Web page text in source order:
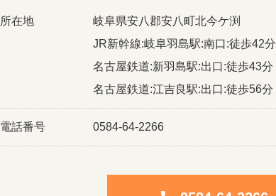
所在地
岐阜県安八郡安八町北今ケ渕
JR新幹線:岐阜羽島駅:南口:徒歩42分
名古屋鉄道:新羽島駅:出口:徒歩43分
名古屋鉄道:江吉良駅:出口:徒歩56分
電話番号 0584-64-2266